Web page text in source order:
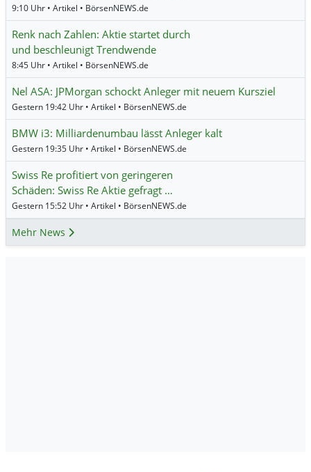
9:10 Uhr • Artikel • BörsenNEWS.de
Renk nach Zahlen: Aktie startet durch
und beschleunigt Trendwende
8:45 Uhr • Artikel • BörsenNEWS.de
Nel ASA: JPMorgan schockt Anleger mit neuem Kursziel
Gestern 19:42 Uhr • Artikel • BörsenNEWS.de
BMW i3: Milliardenumbau lässt Anleger kalt
Gestern 19:35 Uhr • Artikel • BörsenNEWS.de
Swiss Re profitiert von geringeren
Schäden: Swiss Re Aktie gefragt …
Gestern 15:52 Uhr • Artikel • BörsenNEWS.de
Mehr News